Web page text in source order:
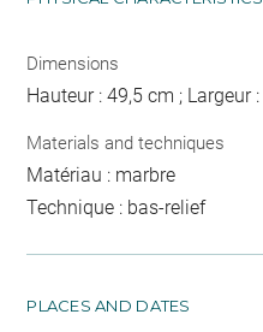
Dimensions
Hauteur : 49,5 cm ; Largeur
Materials and techniques
Matériau : marbre
Technique : bas-relief
PLACES AND DATES